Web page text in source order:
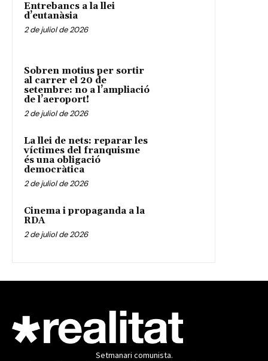
Entrebancs a la llei
d’eutanàsia
2 de juliol de 2026
Sobren motius per sortir
al carrer el 20 de
setembre: no a l’ampliació
de l’aeroport!
2 de juliol de 2026
La llei de nets: reparar les
víctimes del franquisme
és una obligació
democràtica
2 de juliol de 2026
Cinema i propaganda a la
RDA
2 de juliol de 2026
Setmanari comunista.